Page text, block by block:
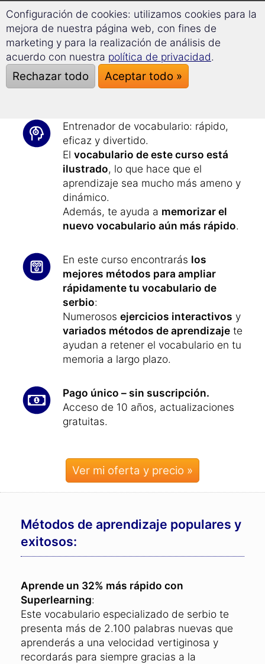
Con solo
día, aprendes de forma eficiente y
con marcado objetivo.
Tras aproximadamente40 horas de
aprendizaje, alcanzas losniveles C1
y C2del Marco Europeo de
Referencia para las Lenguas.
Entrenador de vocabulario: rápido,
eficaz y divertido.
El vocabulario de este curso está
ilustrado, lo que hace que el
aprendizaje sea mucho más ameno y
dinámico.
Además, te ayuda a memorizar el
nuevo vocabulario aún más rápido.
En este curso encontrarás los
mejores métodos para ampliar
rápidamente tu vocabulario de
serbio:
Numerosos ejercicios interactivos y
variados métodos de aprendizaje te
ayudan a retener el vocabulario en tu
memoria a largo plazo.
Pago único – sin suscripción.
Acceso de 10 años, actualizaciones
gratuitas.
Ver mi oferta y precio »
Métodos de aprendizaje populares y
exitosos:
Aprende un 32% más rápido con
Superlearning:
Este vocabulario especializado de serbio te
presenta más de 2.100 palabras nuevas que
aprenderás a una velocidad vertiginosa y
recordarás para siempre gracias a la
Configuración de cookies: utilizamos cookies para la
mejora de nuestra página web, con fines de
marketing y para la realización de análisis de
acuerdo con nuestra política de privacidad.
Rechazar todo Aceptar todo »